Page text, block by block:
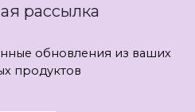
рассылка
обновления из ваших
продуктов